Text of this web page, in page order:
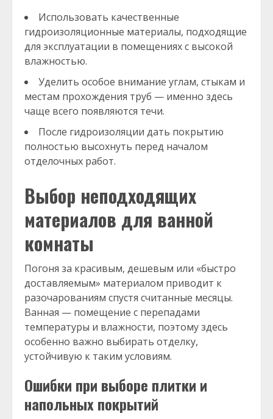
Использовать качественные
гидроизоляционные материалы, подходящие
для эксплуатации в помещениях с высокой
влажностью.
Уделить особое внимание углам, стыкам и
местам прохождения труб — именно здесь
чаще всего появляются течи.
После гидроизоляции дать покрытию
полностью высохнуть перед началом
отделочных работ.
Выбор неподходящих
материалов для ванной
комнаты
Погоня за красивым, дешевым или «быстро
доставляемым» материалом приводит к
разочарованиям спустя считанные месяцы.
Ванная — помещение с перепадами
температуры и влажности, поэтому здесь
особенно важно выбирать отделку,
устойчивую к таким условиям.
Ошибки при выборе плитки и
напольных покрытий